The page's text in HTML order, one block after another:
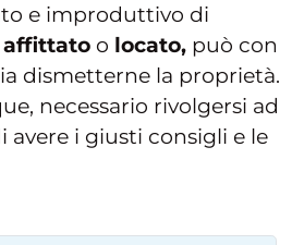
e improduttivo di
affittato o locato, può con
dismetterne la proprietà.
necessario rivolgersi ad
avere i giusti consigli e le